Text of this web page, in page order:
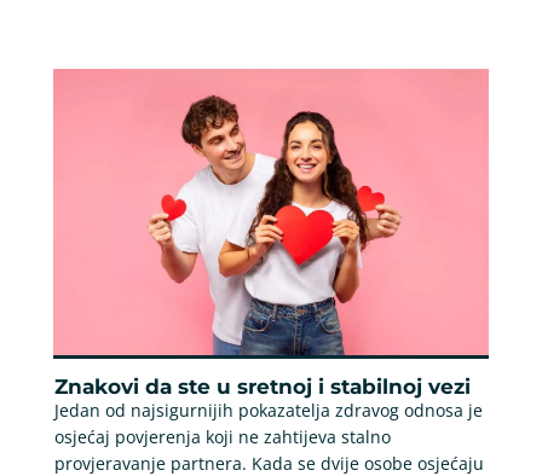
Znakovi da ste u sretnoj i stabilnoj vezi
Jedan od najsigurnijih pokazatelja zdravog odnosa je
osjećaj povjerenja koji ne zahtijeva stalno
provjeravanje partnera. Kada se dvije osobe osjećaju